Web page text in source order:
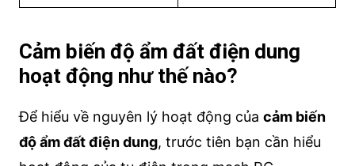
Cảm biến độ ẩm đất điện dung
hoạt động như thế nào?
Để hiểu về nguyên lý hoạt động của cảm biến
độ ẩm đất điện dung, trước tiên bạn cần hiểu